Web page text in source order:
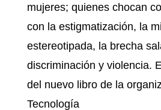
mujeres; quienes chocan
con la estigmatización, la
estereotipada, la brecha
discriminación y violencia.
del nuevo libro de la
Tecnología